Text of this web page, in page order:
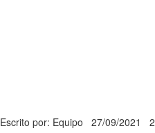
Escrito por: Equipo 27/09/2021